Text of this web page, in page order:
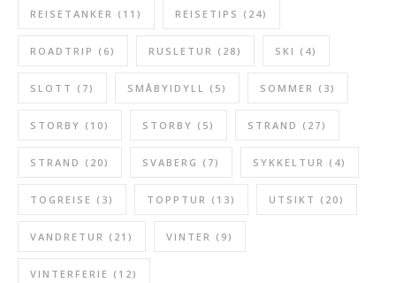
REISETANKER (11) REISETIPS (24)
ROADTRIP (6) RUSLETUR (28) SKI (4)
SLOTT (7) SMÅBYIDYLL (5) SOMMER (3)
STORBY (10) STORBY (5) STRAND (27)
STRAND (20) SVABERG (7) SYKKELTUR (4)
TOGREISE (3) TOPPTUR (13) UTSIKT (20)
VANDRETUR (21) VINTER (9)
VINTERFERIE (12)